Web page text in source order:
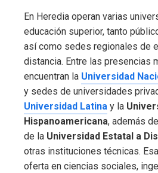
En Heredia operan varias
educación superior, tanto
así como sedes regionales de
distancia. Entre las presencias
encuentran la Universidad
y sedes de universidades
Universidad Latina y la
Hispanoamericana, además
de la Universidad Estatal a
otras instituciones técnicas.
oferta en ciencias sociales,